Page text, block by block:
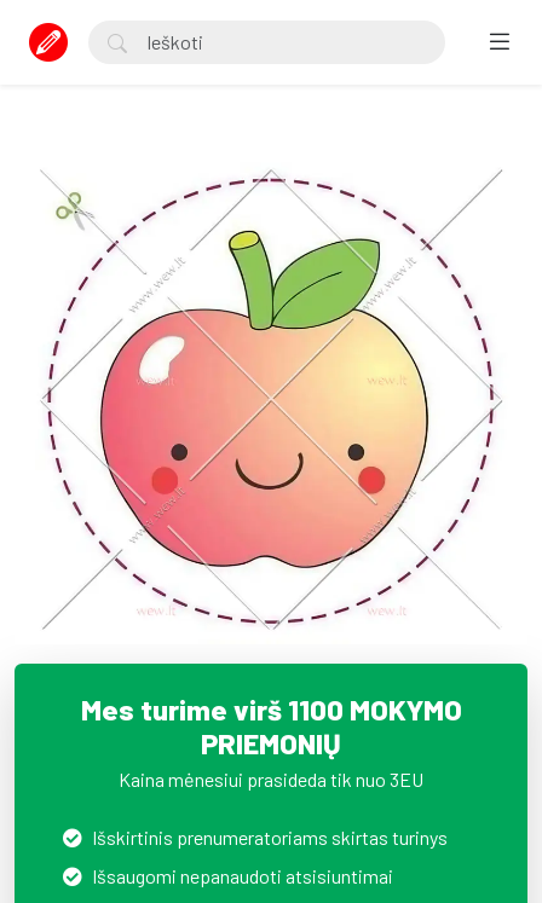
Mes turime virš 1100 MOKYMO
PRIEMONIŲ
Kaina mėnesiui prasideda tik nuo 3EU
Išskirtinis prenumeratoriams skirtas turinys
Išsaugomi nepanaudoti atsisiuntimai